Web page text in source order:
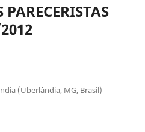
(Uberlândia, MG, Brasil)